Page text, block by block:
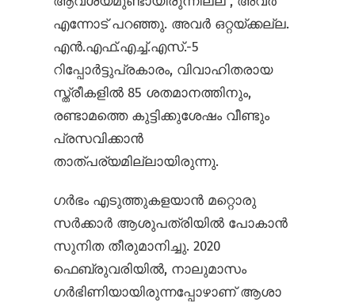
എന്നോട് പറഞ്ഞു. അവർ ഒറ്റയ്ക്കല്ല.
എൻ.എഫ്.എച്ച്.എസ്.-5
റിപ്പോർട്ടുപ്രകാരം, വിവാഹിതരായ
സ്ത്രീകളിൽ 85 ശതമാനത്തിനും,
രണ്ടാമത്തെ കുട്ടിക്കുശേഷം വീണ്ടും
പ്രസവിക്കാൻ
താത്പര്യമില്ലായിരുന്നു.
ഗർഭം എടുത്തുകളയാൻ മറ്റൊരു
സർക്കാർ ആശുപത്രിയിൽ പോകാൻ
സുനിത തീരുമാനിച്ചു. 2020
ഫെബ്രുവരിയിൽ, നാലുമാസം
ഗർഭിണിയായിരുന്നപ്പോഴാണ് ആശാ